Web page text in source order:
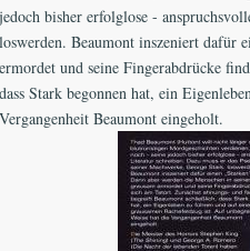
jedoch bisher erfolglose -
loswerden. Beaumont inszeniert dafür
ermordet und seine Fingerabdrücke
dass Stark begonnen hat, ein
Vergangenheit Beaumont eingeholt.